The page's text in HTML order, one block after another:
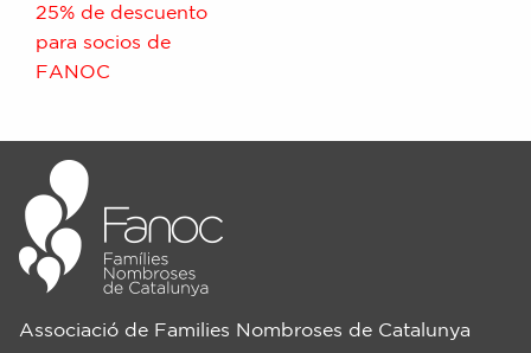
25% de descuento
para socios de
FANOC
Associació de Families Nombroses de Catalunya